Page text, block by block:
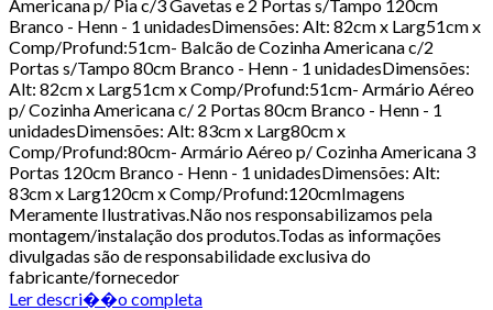
Americana p/ Pia c/3 Gavetas e 2 Portas s/Tampo 120cm
Branco - Henn - 1 unidadesDimensões: Alt: 82cm x Larg51cm x
Comp/Profund:51cm- Balcão de Cozinha Americana c/2
Portas s/Tampo 80cm Branco - Henn - 1 unidadesDimensões:
Alt: 82cm x Larg51cm x Comp/Profund:51cm- Armário Aéreo
p/ Cozinha Americana c/ 2 Portas 80cm Branco - Henn - 1
unidadesDimensões: Alt: 83cm x Larg80cm x
Comp/Profund:80cm- Armário Aéreo p/ Cozinha Americana 3
Portas 120cm Branco - Henn - 1 unidadesDimensões: Alt:
83cm x Larg120cm x Comp/Profund:120cmImagens
Meramente Ilustrativas.Não nos responsabilizamos pela
montagem/instalação dos produtos.Todas as informações
divulgadas são de responsabilidade exclusiva do
fabricante/fornecedor
Ler descri��o completa